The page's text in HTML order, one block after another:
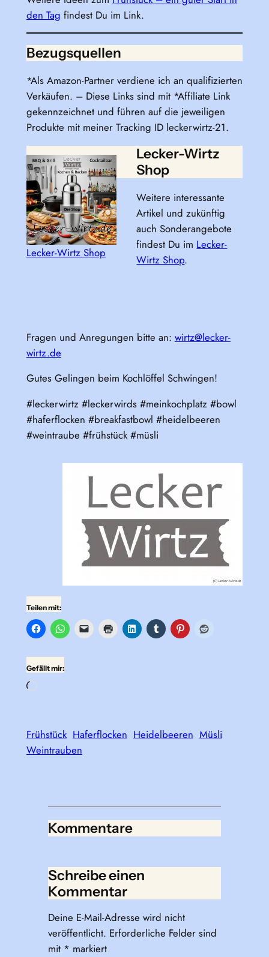
den Tag findest Du im Link.
Bezugsquellen
*Als Amazon-Partner verdiene ich an qualifizierten
Verkäufen. – Diese Links sind mit *Affiliate Link
gekennzeichnet und führen auf die jeweiligen
Produkte mit meiner Tracking ID leckerwirtz-21.
Lecker-Wirtz Shop
Lecker-Wirtz
Shop
Weitere interessante
Artikel und zukünftig
auch Sonderangebote
findest Du im Lecker-
Wirtz Shop.
Fragen und Anregungen bitte an: wirtz@lecker-
wirtz.de
Gutes Gelingen beim Kochlöffel Schwingen!
#leckerwirtz #leckerwirds #meinkochplatz #bowl
#haferflocken #breakfastbowl #heidelbeeren
#weintraube #frühstück #müsli
Teilen mit:
Gefällt mir:
Wird
Frühstück Haferflocken Heidelbeeren Müsli
Weintrauben
Kommentare
Schreibe einen
Kommentar
Deine E-Mail-Adresse wird nicht
veröffentlicht. Erforderliche Felder sind
mit * markiert